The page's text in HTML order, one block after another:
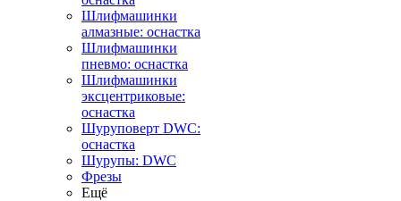
Шлифмашинки
алмазные: оснастка
Шлифмашинки
пневмо: оснастка
Шлифмашинки
эксцентриковые:
оснастка
Шуруповерт DWC:
оснастка
Шурупы: DWC
Фрезы
Ещё